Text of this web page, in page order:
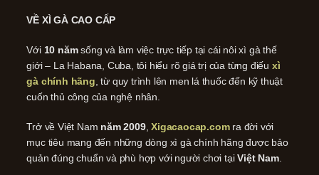
VỀ XÌ GÀ CAO CẤP
Với 10 nămsống và làm việc trực tiếp tại cái nôi xì gà thế
giới – La Habana, Cuba, tôi hiểu rõ giá trị của từng điếu xì
gà chính hãng , từ quy trình lên men lá thuốc đến kỹ thuật
cuốn thủ công của nghệ nhân.
Trở về Việt Nam năm 2009,Xigacaocap.comra đời với
mục tiêu mang đến những dòng xì gà chính hãng được bảo
quản đúng chuẩn và phù hợp với người chơi tạiViệt Nam.